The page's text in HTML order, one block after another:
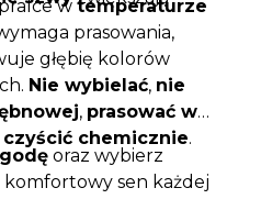
w temperaturze
prasowania,
głębię kolorów
Nie wybielać, nie
, prasować w
czyścić chemicznie.
oraz wybierz
komfortowy sen każdej